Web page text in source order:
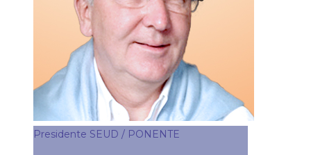
Presidente SEUD / PONENTE